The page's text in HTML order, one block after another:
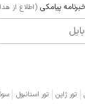
پیامکی (اطلاع از
تور ژاپن تور استانبول